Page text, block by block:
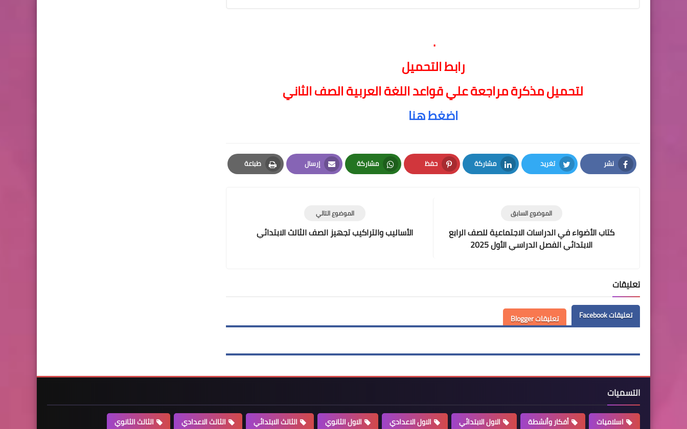
.
رابط التحميل
لتحميل مذكرة مراجعة علي قواعد اللغة العربية الصف الثاني
اضغط هنا
نشر
Facebook
تغريد
Twitter
مشاركة
LinkedIn
حفظ
Pinterest
مشاركة
Whatsapp
إرسال
Email
طباعة
Print
الموضوع التالي
الأساليب والتراكيب تجهيز الصف الثالث الابتدائي
الموضوع السابق
كتاب الأضواء في الدراسات الاجتماعية للصف الرابع
الابتدائي الفصل الدراسي الأول 2025
تعليقات
تعليقات Facebook تعليقات Blogger
التسميات
اسلاميات أفكار وأنشطة الاول الابتدائي الاول الاعدادي الاول الثانوي الثالث الابتدائي الثالث الاعدادي الثالث الثانوي